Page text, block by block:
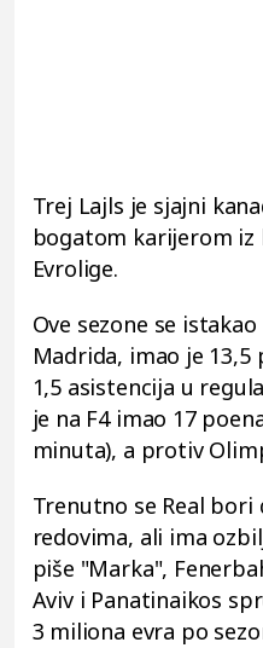
Trej Lajls je sjajni
bogatom karijerom iz
Evrolige.
Ove sezone se
Madrida, imao je 13,5
1,5 asistencija u
je na F4 imao 17
minuta), a protiv
Trenutno se Real bori
redovima, ali ima
piše "Marka",
Aviv i Panatinaikos
3 miliona evra po